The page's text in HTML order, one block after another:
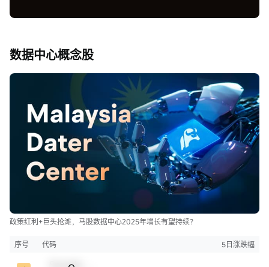
数据中心概念股
政策红利+巨头抢滩，马股数据中心2025年增长有望持续？
序号 代码 5日涨跌幅